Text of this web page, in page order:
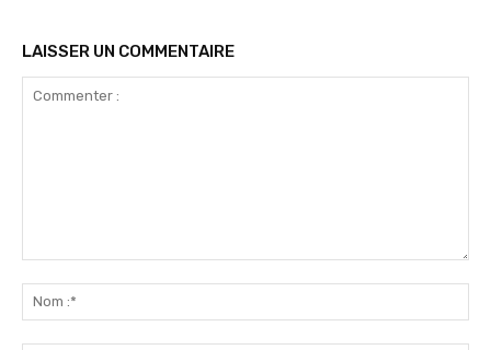
LAISSER UN COMMENTAIRE